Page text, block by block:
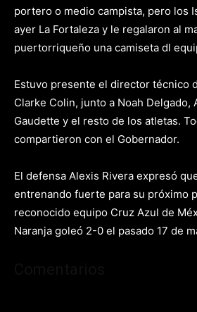
portero o medio campista, pero los
ayer La Fortaleza y le regalaron al
puertorriqueño una camiseta dl
Estuvo presente el director técnico
Clarke Colin, junto a Noah Delgado,
Gaudette y el resto de los atletas.
compartieron con el Gobernador.
El defensa Alexis Rivera expresó
entrenando fuerte para su próximo
reconocido equipo Cruz Azul de
Naranja goleó 2-0 el pasado 17 de